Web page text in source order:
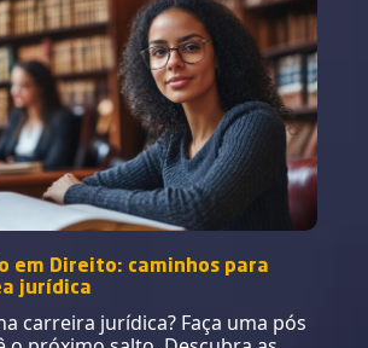
em Direito: caminhos para
jurídica
carreira jurídica? Faça uma pós